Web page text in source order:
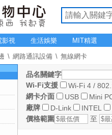
影視 生活娛樂 MIT精選
網路通訊設備 無線網卡
品名關鍵字
Wi-Fi支援
Wi-Fi 4 /
網卡介面
USB Mini
廠牌
D-Link INTEL
價格範圍
至